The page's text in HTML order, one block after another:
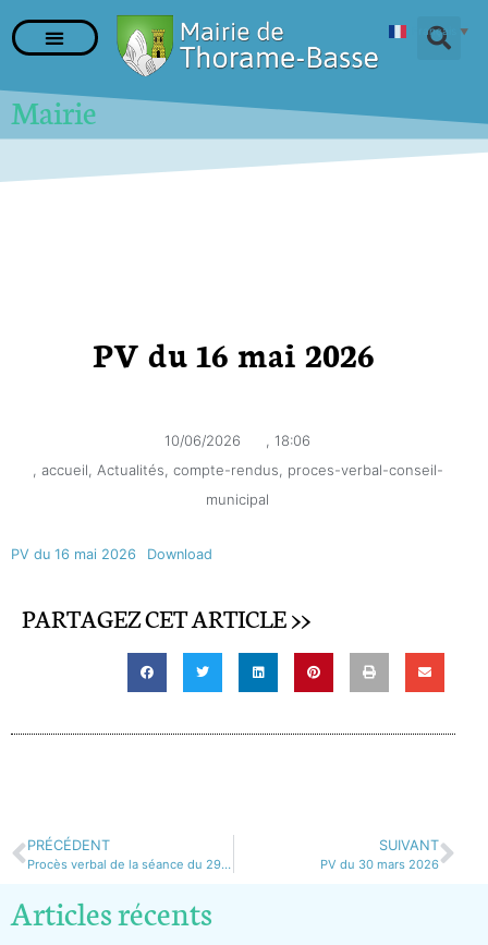
Mairie
PV du 16 mai 2026
10/06/2026 , 18:06
, accueil, Actualités, compte-rendus, proces-verbal-conseil-
municipal
PV du 16 mai 2026 Download
PARTAGEZ CET ARTICLE >>
PRÉCÉDENT
Procès verbal de la séance du 29 avril 2026
SUIVANT
PV du 30 mars 2026
Articles récents
Français ▼